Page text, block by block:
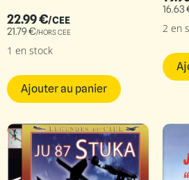
22.99€/CEE
21.79€/HORS CEE
1 en stock
Ajouter au panier
16.63
2 en